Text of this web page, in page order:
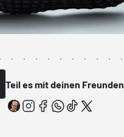
Teil es mit deinen Freunden